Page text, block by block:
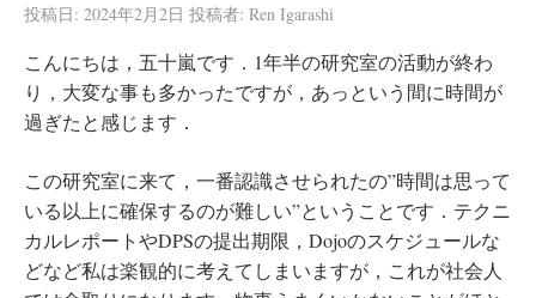
投稿日: 2024年2月2日 投稿者: Ren Igarashi
こんにちは，五十嵐です．1年半の研究室の活動が終わ
り，大変な事も多かったですが，あっという間に時間が
過ぎたと感じます．
この研究室に来て，一番認識させられたの”時間は思って
いる以上に確保するのが難しい”ということです．テクニ
カルレポートやDPSの提出期限，Dojoのスケジュールな
どなど私は楽観的に考えてしまいますが，これが社会人